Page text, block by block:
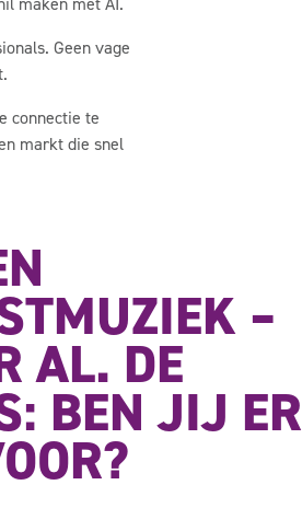
Geen vage
connectie te
markt die snel
–
AL. DE
BEN JIJ ER